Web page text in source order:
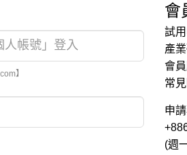
】
會
試
產
會
常
申
(週